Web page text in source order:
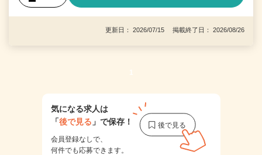
更新日： 2026/07/15 掲載終了日： 2026/08/26
1
気になる求人は
「後で見る 」で保存！
会員登録なしで、
何件でも応募できます。